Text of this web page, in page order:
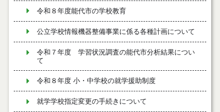
令和８年度能代市の学校教育
公立学校情報機器整備事業に係る各種計画について
令和７年度 学習状況調査の能代市分析結果につい
て
令和８年度 小・中学校の就学援助制度
就学学校指定変更の手続きについて